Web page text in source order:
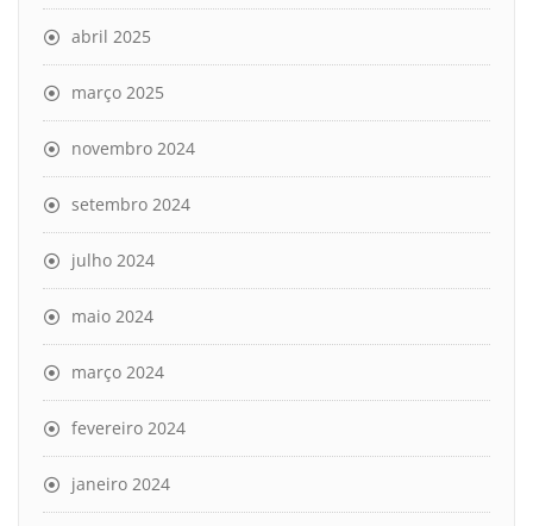
abril 2025
março 2025
novembro 2024
setembro 2024
julho 2024
maio 2024
março 2024
fevereiro 2024
janeiro 2024